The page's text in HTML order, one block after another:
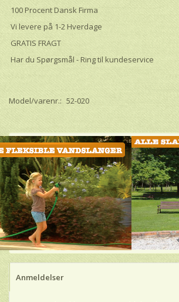
100 Procent Dansk Firma
Vi levere på 1-2 Hverdage
GRATIS FRAGT
Har du Spørgsmål - Ring til kundeservice
Model/varenr.: 52-020
Anmeldelser